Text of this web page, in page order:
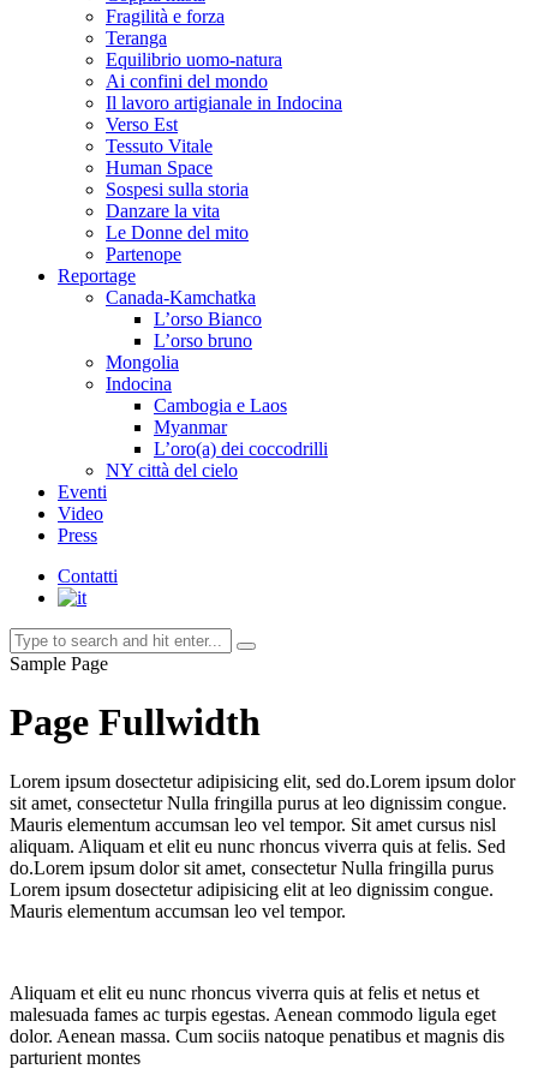
Fragilità e forza
Teranga
Equilibrio uomo-natura
Ai confini del mondo
Il lavoro artigianale in Indocina
Verso Est
Tessuto Vitale
Human Space
Sospesi sulla storia
Danzare la vita
Le Donne del mito
Partenope
Reportage
Canada-Kamchatka
L’orso Bianco
L’orso bruno
Mongolia
Indocina
Cambogia e Laos
Myanmar
L’oro(a) dei coccodrilli
NY città del cielo
Eventi
Video
Press
Contatti
Sample Page
Page Fullwidth
Lorem ipsum dosectetur adipisicing elit, sed do.Lorem ipsum dolor
sit amet, consectetur Nulla fringilla purus at leo dignissim congue.
Mauris elementum accumsan leo vel tempor. Sit amet cursus nisl
aliquam. Aliquam et elit eu nunc rhoncus viverra quis at felis. Sed
do.Lorem ipsum dolor sit amet, consectetur Nulla fringilla purus
Lorem ipsum dosectetur adipisicing elit at leo dignissim congue.
Mauris elementum accumsan leo vel tempor.
Aliquam et elit eu nunc rhoncus viverra quis at felis et netus et
malesuada fames ac turpis egestas. Aenean commodo ligula eget
dolor. Aenean massa. Cum sociis natoque penatibus et magnis dis
parturient montes